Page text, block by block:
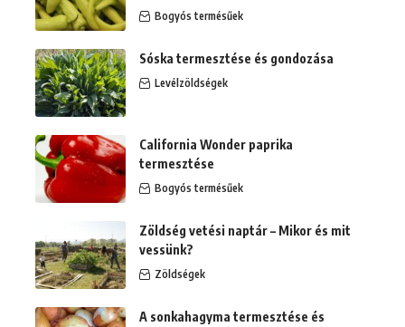
Bogyós termésűek
Sóska termesztése és gondozása
Levélzöldségek
California Wonder paprika
termesztése
Bogyós termésűek
Zöldség vetési naptár – Mikor és mit
vessünk?
Zöldségek
A sonkahagyma termesztése és